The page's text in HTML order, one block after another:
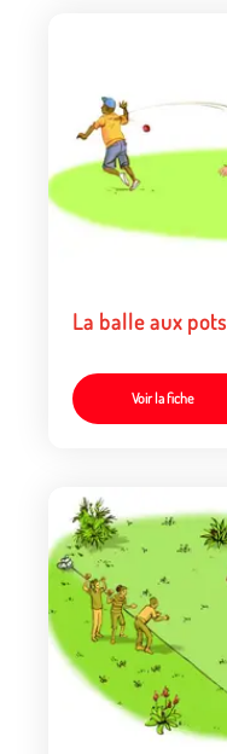
La balle aux pots
Voir la fiche